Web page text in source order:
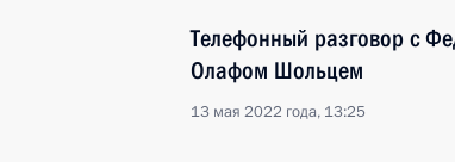
Телефонный разговор с
Олафом Шольцем
13 мая 2022 года, 13:25